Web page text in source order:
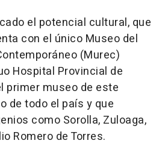
el potencial cultural, que
con el único Museo del
(Murec)
Hospital Provincial de
primer museo de este
de todo el país y que
como Sorolla, Zuloaga,
Romero de Torres.